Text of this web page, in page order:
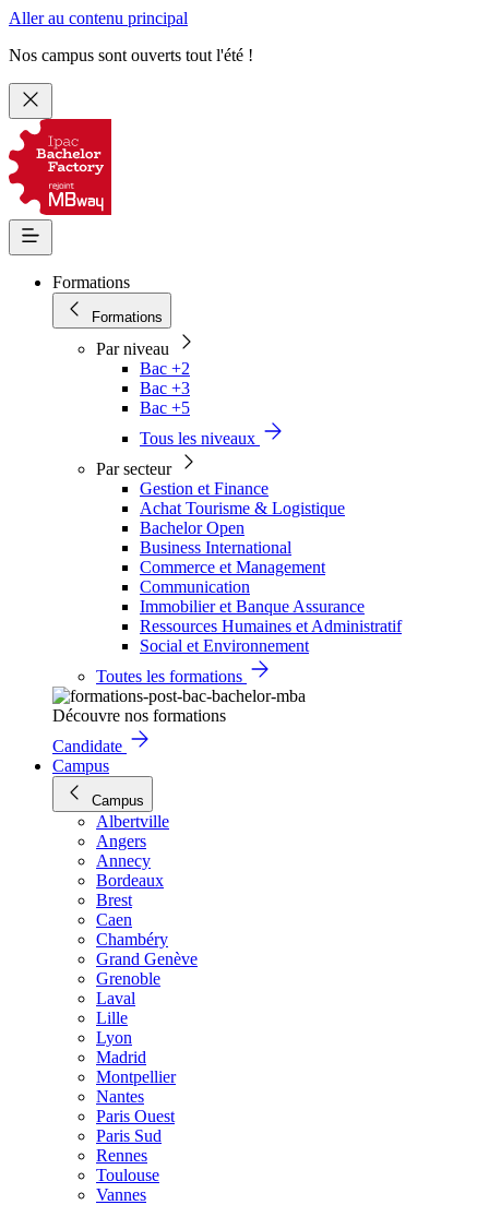
Aller au contenu principal
Nos campus sont ouverts tout l'été !
Formations
Formations
Par niveau
Bac +2
Bac +3
Bac +5
Tous les niveaux
Par secteur
Gestion et Finance
Achat Tourisme & Logistique
Bachelor Open
Business International
Commerce et Management
Communication
Immobilier et Banque Assurance
Ressources Humaines et Administratif
Social et Environnement
Toutes les formations
Découvre nos formations
Candidate
Campus
Campus
Albertville
Angers
Annecy
Bordeaux
Brest
Caen
Chambéry
Grand Genève
Grenoble
Laval
Lille
Lyon
Madrid
Montpellier
Nantes
Paris Ouest
Paris Sud
Rennes
Toulouse
Vannes